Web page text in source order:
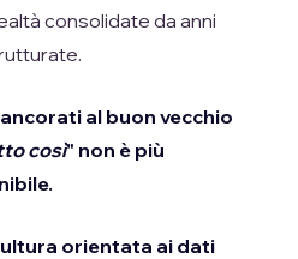
consolidate da anni
al buon vecchio
così" non è più
orientata ai dati